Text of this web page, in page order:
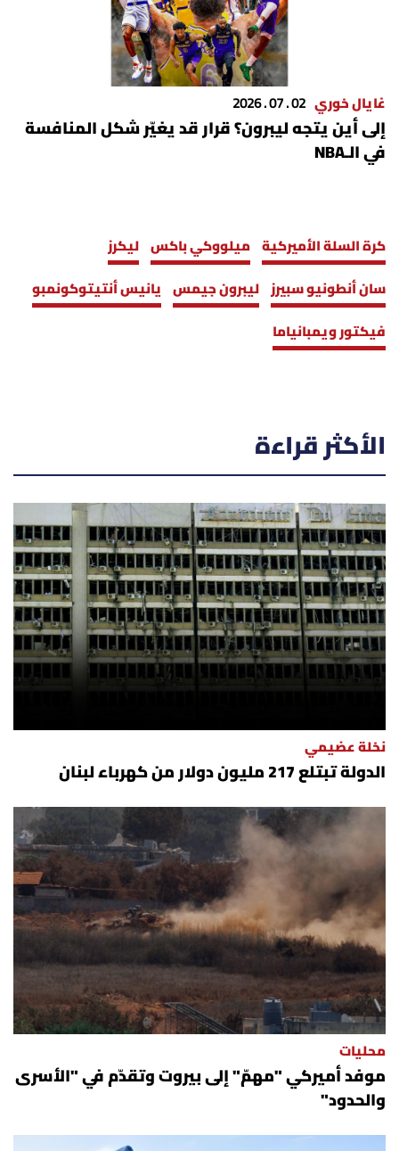
غايال خوري 02 . 07 . 2026
إلى أين يتجه ليبرون؟ قرار قد يغيّر شكل المنافسة
في الـNBA
كرة السلة الأميركية ميلووكي باكس ليكرز
سان أنطونيو سبيرز ليبرون جيمس يانيس أنتيتوكونمبو
فيكتور ويمبانياما
الأكثر قراءة
نخلة عضيمي
الدولة تبتلع 217 مليون دولار من كهرباء لبنان
محليات
موفد أميركي "مهمّ" إلى بيروت وتقدّم في "الأسرى
والحدود"